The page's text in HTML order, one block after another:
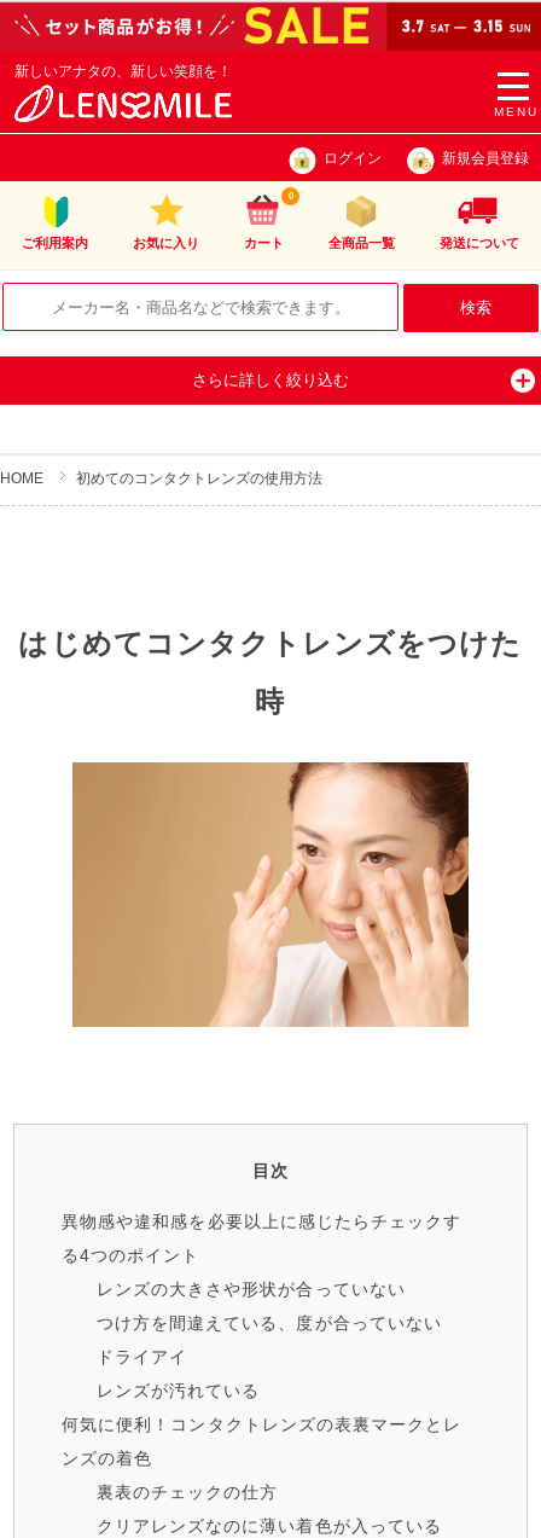
MENU
新しいアナタの、新しい笑顔を！
ログイン 新規会員登録
ご利用案内 お気に入り カート
0
全商品一覧 発送について
さらに詳しく絞り込む
HOME 初めてのコンタクトレンズの使用方法
はじめてコンタクトレンズをつけた
時
目次
異物感や違和感を必要以上に感じたらチェックす
る4つのポイント
レンズの大きさや形状が合っていない
つけ方を間違えている、度が合っていない
ドライアイ
レンズが汚れている
何気に便利！コンタクトレンズの表裏マークとレ
ンズの着色
裏表のチェックの仕方
クリアレンズなのに薄い着色が入っている